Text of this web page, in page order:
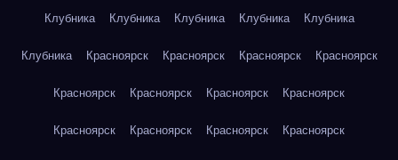
Клубника Клубника Клубника Клубника Клубника
Клубника Красноярск Красноярск Красноярск Красноярск
Красноярск Красноярск Красноярск Красноярск
Красноярск Красноярск Красноярск Красноярск